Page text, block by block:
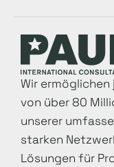
Wir ermöglichen
von über 80
unserer
starken
Lösungen für